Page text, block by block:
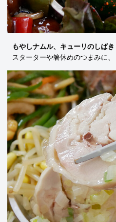
もやしナムル、キューリのしばき
スターターや箸休めのつまみに、